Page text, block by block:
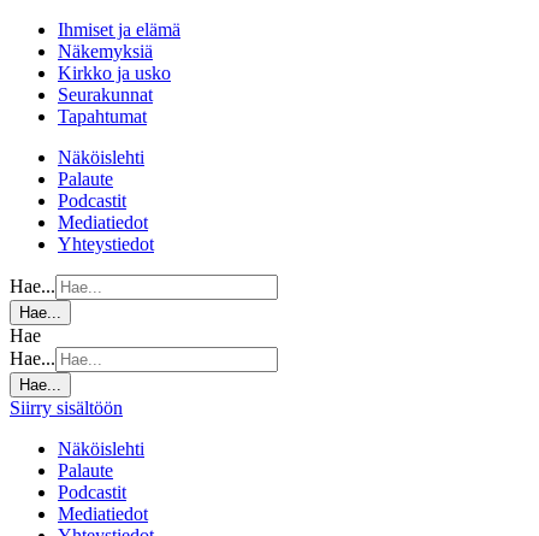
Ihmiset ja elämä
Näkemyksiä
Kirkko ja usko
Seurakunnat
Tapahtumat
Näköislehti
Palaute
Podcastit
Mediatiedot
Yhteystiedot
Hae...
Hae...
Hae
Hae...
Hae...
Siirry sisältöön
Näköislehti
Palaute
Podcastit
Mediatiedot